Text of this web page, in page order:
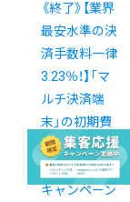
《終了》【業界
最安水準の決
済手数料一律
3.23％！】「マ
ルチ決済端
末」の初期費
用・月額費用
が0円になる
キャンペーン